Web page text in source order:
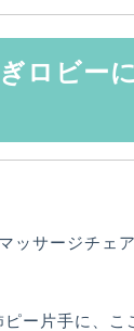
ロビー
ッサージチェ
ー片手に、